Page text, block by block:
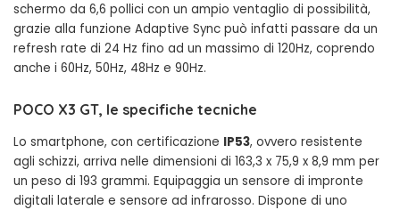
schermo da 6,6 pollici con un ampio ventaglio di possibilità,
grazie alla funzione Adaptive Sync può infatti passare da un
refresh rate di 24 Hz fino ad un massimo di 120Hz, coprendo
anche i 60Hz, 50Hz, 48Hz e 90Hz.
POCO X3 GT, le specifiche tecniche
Lo smartphone, con certificazione IP53, ovvero resistente
agli schizzi, arriva nelle dimensioni di 163,3 x 75,9 x 8,9 mm per
un peso di 193 grammi. Equipaggia un sensore di impronte
digitali laterale e sensore ad infrarosso. Dispone di uno